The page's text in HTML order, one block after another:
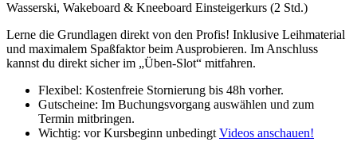
Wasserski, Wakeboard & Kneeboard Einsteigerkurs (2 Std.)
Lerne die Grundlagen direkt von den Profis! Inklusive Leihmaterial
und maximalem Spaßfaktor beim Ausprobieren. Im Anschluss
kannst du direkt sicher im „Üben-Slot“ mitfahren.
Flexibel: Kostenfreie Stornierung bis 48h vorher.
Gutscheine: Im Buchungsvorgang auswählen und zum
Termin mitbringen.
Wichtig: vor Kursbeginn unbedingt Videos anschauen!